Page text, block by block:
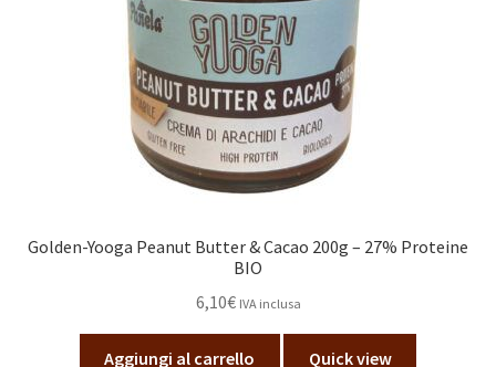
Golden-Yooga Peanut Butter & Cacao 200g – 27% Proteine
BIO
6,10€ IVA inclusa
Aggiungi al carrello Quick view